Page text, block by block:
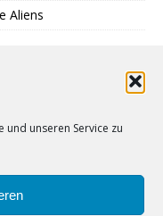
und unseren Service zu
Aliens